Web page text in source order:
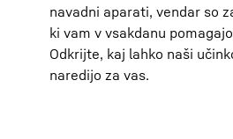
navadni aparati, vendar so
ki vam v vsakdanu
Odkrijte, kaj lahko naši
naredijo za vas.